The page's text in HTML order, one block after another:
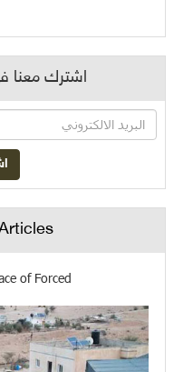
اشترك معنا
of Forced